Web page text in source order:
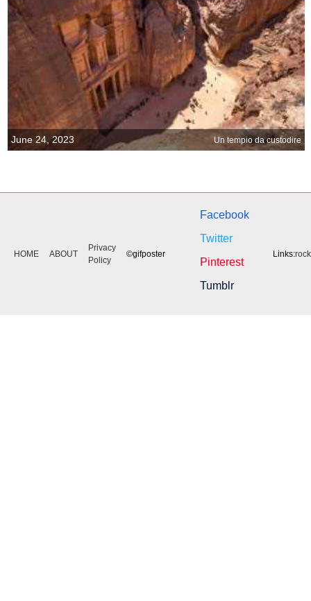
June 24, 2023 Un tempio da custodire
HOME ABOUT
Privacy
Policy
©gifposter
Facebook
Twitter
Pinterest
Tumblr
Links: